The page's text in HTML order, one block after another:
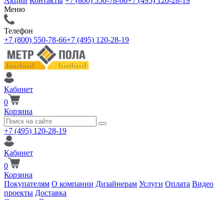
Меню
Телефон
+7 (800) 550-78-66+7 (495) 120-28-19
Кабинет
0
Корзина
+7 (495) 120-28-19
Кабинет
0
Корзина
Покупателям О компании Дизайнерам Услуги Оплата Видео
проекты Доставка